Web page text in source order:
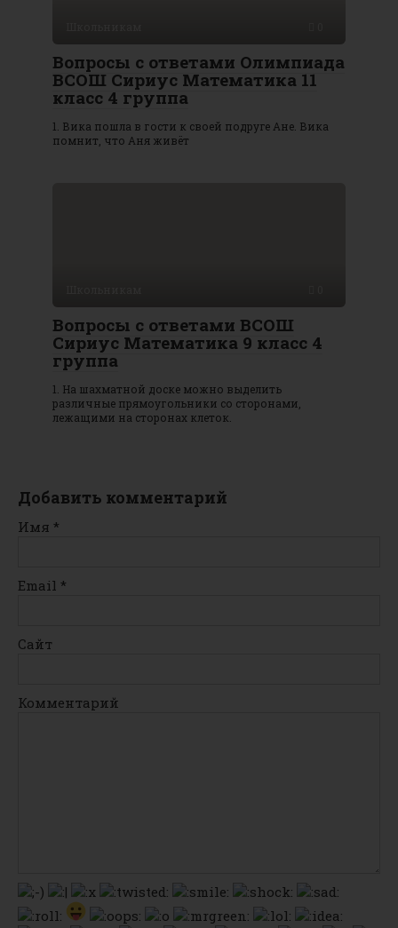
Вопросы с ответами Олимпиада
ВСОШ Сириус Математика 11
класс 4 группа
1. Вика пошла в гости к своей подруге Ане. Вика
помнит, что Аня живёт
Вопросы с ответами ВСОШ
Сириус Математика 9 класс 4
группа
1. На шахматной доске можно выделить
различные прямоугольники со сторонами,
лежащими на сторонах клеток.
Добавить комментарий
Имя *
Email *
Сайт
Комментарий